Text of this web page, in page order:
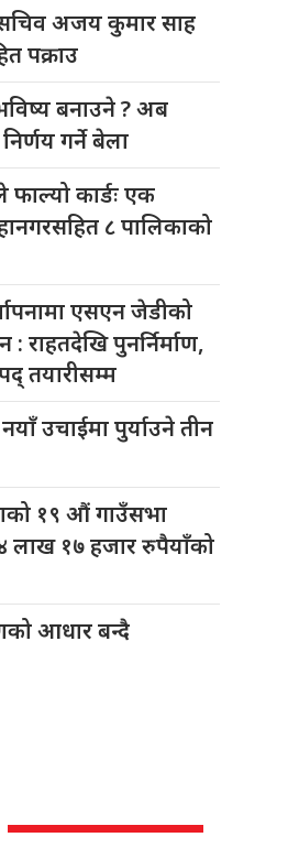
अजय कुमार साह
पक्राउ
बनाउने ? अब
गर्ने बेला
कार्डः एक
८ पालिकाको
एसएन जेडीको
राहतदेखि पुनर्निर्माण,
तयारीसम्म
उचाईमा पुर्याउने तीन
१९ औं गाउँसभा
लाख १७ हजार रुपैयाँको
आधार बन्दै